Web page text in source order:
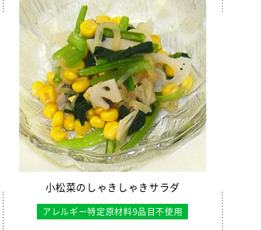
小松菜のしゃきしゃきサラダ
アレルギー特定原材料9品目不使用